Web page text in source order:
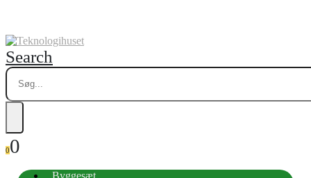
Search
00
Byggesæt